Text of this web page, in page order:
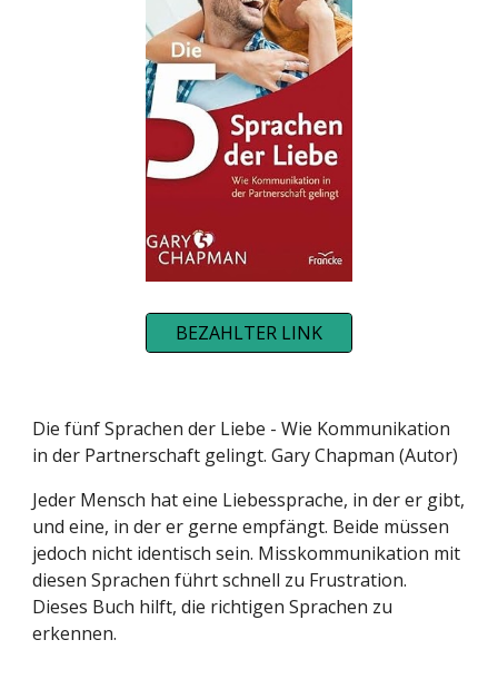
BEZAHLTER LINK
Die fünf Sprachen der Liebe - Wie Kommunikation
in der Partnerschaft gelingt. Gary Chapman (Autor)
Jeder Mensch hat eine Liebessprache, in der er gibt,
und eine, in der er gerne empfängt. Beide müssen
jedoch nicht identisch sein. Misskommunikation mit
diesen Sprachen führt schnell zu Frustration.
Dieses Buch hilft, die richtigen Sprachen zu
erkennen.